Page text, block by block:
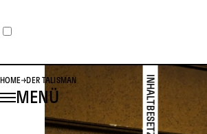
MENÜ
HOME DER TALISMAN INHALT